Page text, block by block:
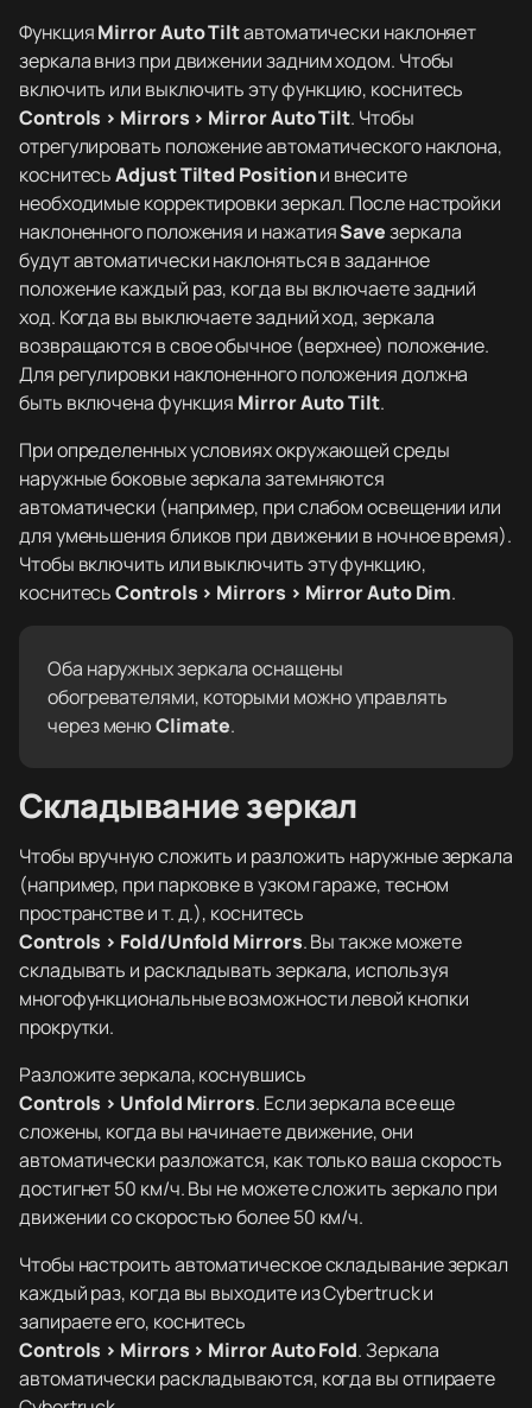
ФункцияMirror Auto Tiltавтоматически наклоняет
зеркала вниз при движении задним ходом. Чтобы
включить или выключить эту функцию, коснитесь
Controls > Mirrors > Mirror Auto Tilt. Чтобы
отрегулировать положение автоматического наклона,
коснитесьAdjust Tilted Positionи внесите
необходимые корректировки зеркал. После настройки
наклоненного положения и нажатияSaveзеркала
будут автоматически наклоняться в заданное
положение каждый раз, когда вы включаете задний
ход. Когда вы выключаете задний ход, зеркала
возвращаются в свое обычное (верхнее) положение.
Для регулировки наклоненного положения должна
быть включена функция Mirror Auto Tilt.
При определенных условиях окружающей среды
наружные боковые зеркала затемняются
автоматически (например, при слабом освещении или
для уменьшения бликов при движении в ночное время).
Чтобы включить или выключить эту функцию,
коснитесьControls > Mirrors > Mirror Auto Dim.
Оба наружных зеркала оснащены
обогревателями, которыми можно управлять
через менюClimate.
Складывание зеркал
Чтобы вручную сложить и разложить наружные зеркала
(например, при парковке в узком гараже, тесном
пространстве и т. д.), коснитесь
Controls > Fold/Unfold Mirrors. Вы также можете
складывать и раскладывать зеркала, используя
многофункциональные возможности левой кнопки
прокрутки.
Разложите зеркала, коснувшись
Controls > Unfold Mirrors. Если зеркала все еще
сложены, когда вы начинаете движение, они
автоматически разложатся, как только ваша скорость
достигнет 50 км/ч. Вы не можете сложить зеркало при
движении со скоростью более 50 км/ч.
Чтобы настроить автоматическое складывание зеркал
каждый раз, когда вы выходите из Cybertruck и
запираете его, коснитесь
Controls > Mirrors > Mirror Auto Fold. Зеркала
автоматически раскладываются, когда вы отпираете